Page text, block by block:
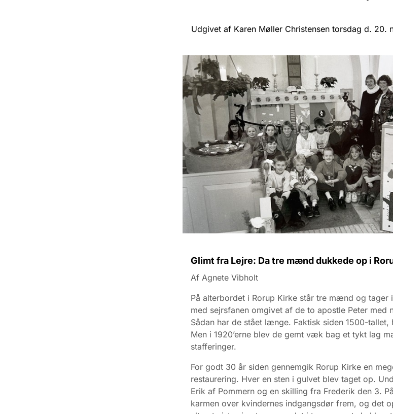
Udgivet af Karen Møller Christensen torsdag d. 20.
Glimt fra Lejre: Da tre mænd dukkede op i
Af Agnete Vibholt
På alterbordet i Rorup Kirke står tre mænd og tager
med sejrsfanen omgivet af de to apostle Peter med
Sådan har de stået længe. Faktisk siden 1500-
Men i 1920’erne blev de gemt væk bag et tykt lag
stafferinger.
For godt 30 år siden gennemgik Rorup Kirke en
restaurering. Hver en sten i gulvet blev taget op.
Erik af Pommern og en skilling fra Frederik den 3.
karmen over kvindernes indgangsdør frem, og det